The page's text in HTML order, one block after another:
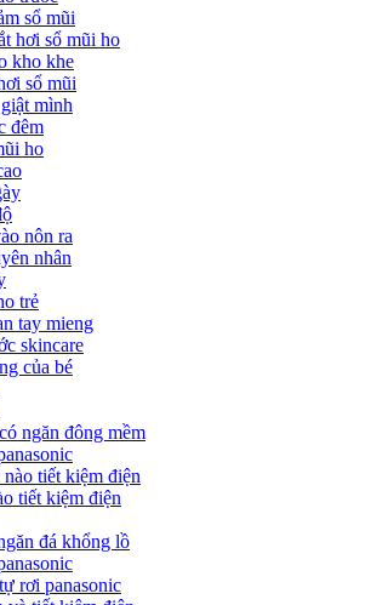
sổ mũi
hơi sổ mũi ho
kho khe
sổ mũi
mình
đêm
ho
nôn ra
nhân
trẻ
tay mieng
skincare
của bé
ngăn đông mềm
tiết kiệm điện
tiết kiệm điện
đá khổng lồ
rơi panasonic